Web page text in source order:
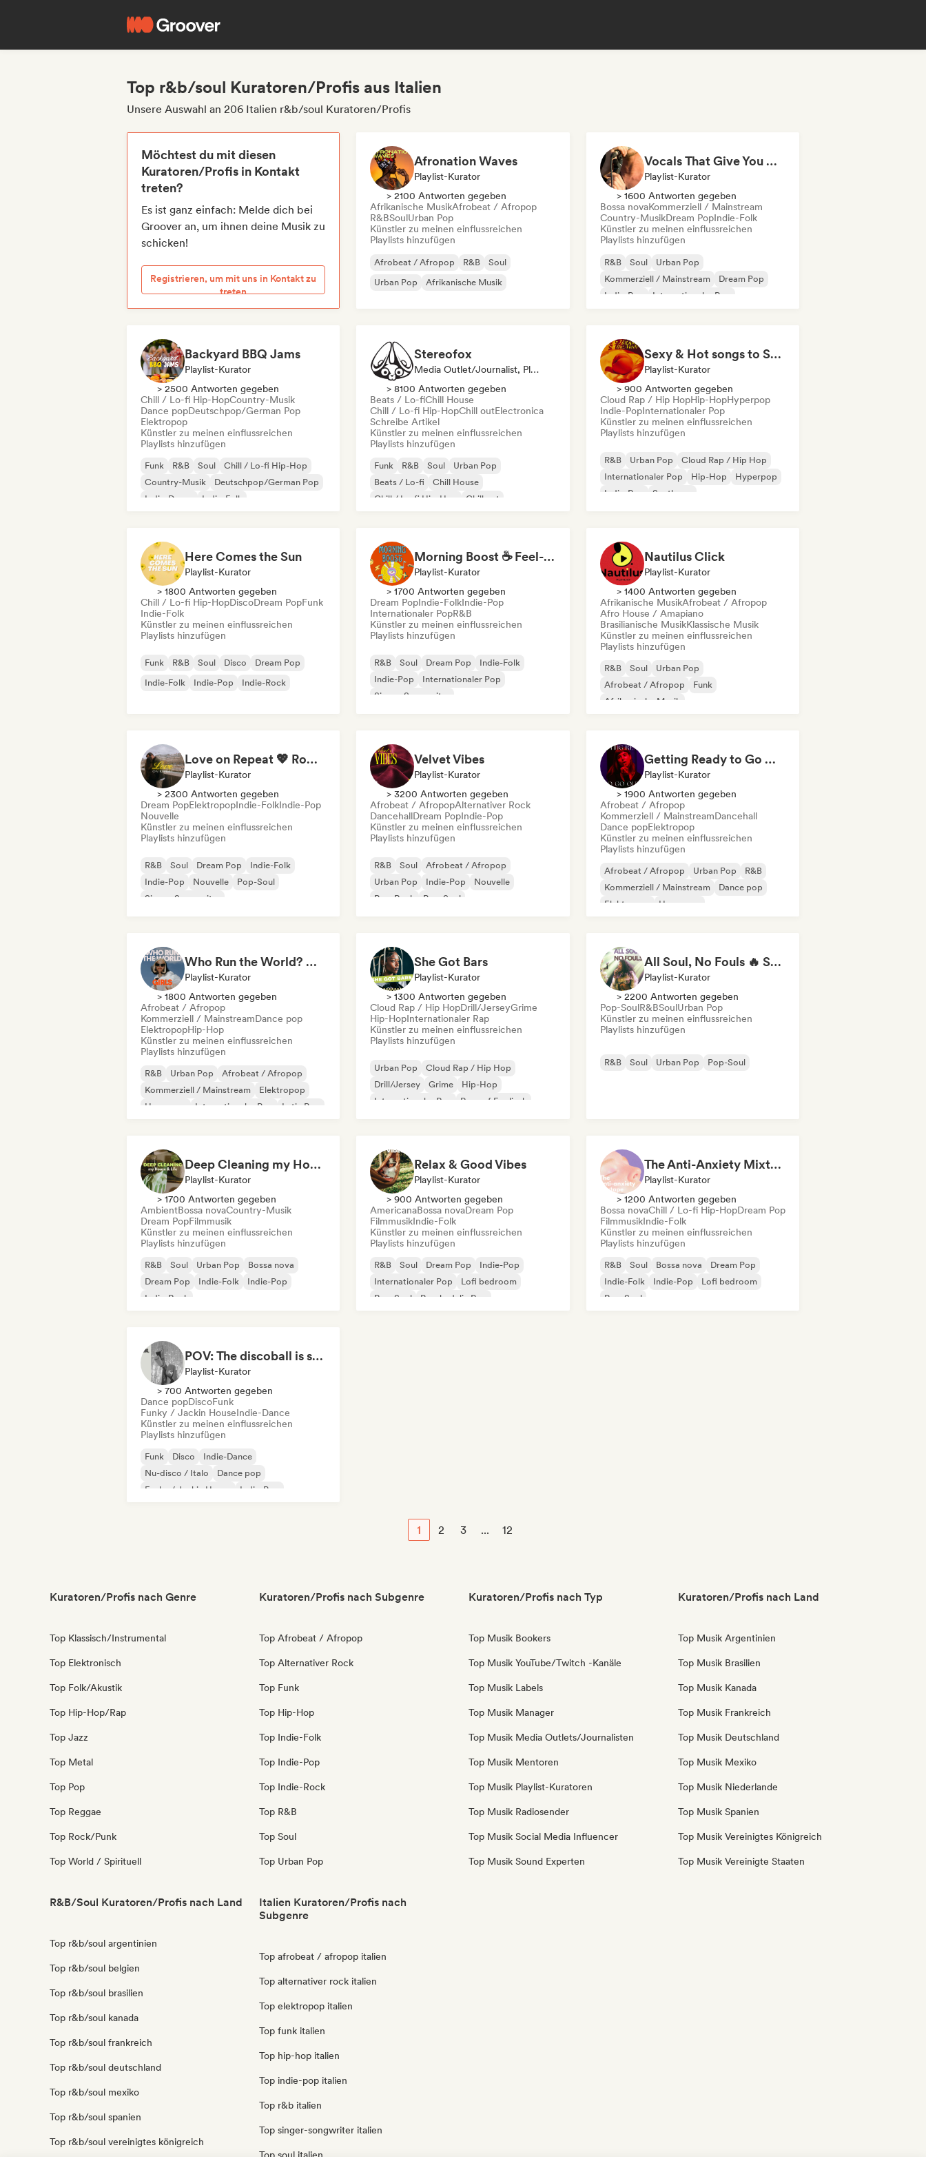
Top r&b/soul Kuratoren/Profis aus Italien
Unsere Auswahl an 206 Italien r&b/soul Kuratoren/Profis
Möchtest du mit diesen
Kuratoren/Profis in Kontakt
treten?
Es ist ganz einfach: Melde dich bei
Groover an, um ihnen deine Musik zu
schicken!
Registrieren, um mit uns in Kontakt zu
treten
Afronation Waves
Playlist-Kurator
> 2100 Antworten gegeben
Afrikanische MusikAfrobeat / Afropop
R&BSoulUrban Pop
Künstler zu meinen einflussreichen
Playlists hinzufügen
Afrobeat / Afropop R&B
Soul
Urban Pop
Afrikanische Musik
Vocals That Give You Chills
Playlist-Kurator
> 1600 Antworten gegeben
Bossa novaKommerziell / Mainstream
Country-MusikDream PopIndie-Folk
Künstler zu meinen einflussreichen
Playlists hinzufügen
R&B Soul
Urban Pop
Kommerziell / Mainstream
Dream Pop
Indie-Pop
Internationaler Pop
Backyard BBQ Jams
Playlist-Kurator
> 2500 Antworten gegeben
Chill / Lo-fi Hip-HopCountry-Musik
Dance popDeutschpop/German Pop
Elektropop
Künstler zu meinen einflussreichen
Playlists hinzufügen
Funk R&B Soul
Chill / Lo-fi Hip-Hop
Country-Musik
Deutschpop/German Pop
Indie-Dance
Indie-Folk
Stereofox
Media Outlet/Journalist, Playlist-Kurator
> 8100 Antworten gegeben
Beats / Lo-fiChill House
Chill / Lo-fi Hip-HopChill outElectronica
Schreibe Artikel
Künstler zu meinen einflussreichen
Playlists hinzufügen
Funk R&B Soul
Urban Pop
Beats / Lo-fi
Chill House
Chill / Lo-fi Hip-Hop
Chill out
Sexy & Hot songs to Set the Mood 🥀 🥵
Playlist-Kurator
> 900 Antworten gegeben
Cloud Rap / Hip HopHip-HopHyperpop
Indie-PopInternationaler Pop
Künstler zu meinen einflussreichen
Playlists hinzufügen
R&B Urban Pop
Cloud Rap / Hip Hop
Internationaler Pop
Hip-Hop
Hyperpop
Indie-Pop
Synthpop
Here Comes the Sun
Playlist-Kurator
> 1800 Antworten gegeben
Chill / Lo-fi Hip-HopDiscoDream PopFunk
Indie-Folk
Künstler zu meinen einflussreichen
Playlists hinzufügen
Funk R&B Soul Disco
Dream Pop
Indie-Folk
Indie-Pop Indie-Rock
Morning Boost ☕ Feel-Good Funk, Soul & Neo-Soul to Wake Up
Playlist-Kurator
> 1700 Antworten gegeben
Dream PopIndie-FolkIndie-Pop
Internationaler PopR&B
Künstler zu meinen einflussreichen
Playlists hinzufügen
R&B Soul Dream Pop
Indie-Folk
Indie-Pop
Internationaler Pop
Singer-Songwriter
Nautilus Click
Playlist-Kurator
> 1400 Antworten gegeben
Afrikanische MusikAfrobeat / Afropop
Afro House / Amapiano
Brasilianische MusikKlassische Musik
Künstler zu meinen einflussreichen
Playlists hinzufügen
R&B Soul
Urban Pop
Afrobeat / Afropop
Funk
Afrikanische Musik
Love on Repeat 💖 Romantic Indie Pop, Neo Soul & Singer-Songwriter
Playlist-Kurator
> 2300 Antworten gegeben
Dream PopElektropopIndie-FolkIndie-Pop
Nouvelle
Künstler zu meinen einflussreichen
Playlists hinzufügen
R&B Soul Dream Pop
Indie-Folk
Indie-Pop
Nouvelle
Pop-Soul
Singer-Songwriter
Velvet Vibes
Playlist-Kurator
> 3200 Antworten gegeben
Afrobeat / AfropopAlternativer Rock
DancehallDream PopIndie-Pop
Künstler zu meinen einflussreichen
Playlists hinzufügen
R&B Soul
Afrobeat / Afropop
Urban Pop
Indie-Pop
Nouvelle
Pop-Rock
Pop-Soul
Getting Ready to Go Out 🍒💋
Playlist-Kurator
> 1900 Antworten gegeben
Afrobeat / Afropop
Kommerziell / MainstreamDancehall
Dance popElektropop
Künstler zu meinen einflussreichen
Playlists hinzufügen
Afrobeat / Afropop Urban Pop
R&B
Kommerziell / Mainstream
Dance pop
Elektropop
Hyperpop
Who Run the World? Girls! 🔥 Female Empowerment Pop & Girl-Power Anthems
Playlist-Kurator
> 1800 Antworten gegeben
Afrobeat / Afropop
Kommerziell / MainstreamDance pop
ElektropopHip-Hop
Künstler zu meinen einflussreichen
Playlists hinzufügen
R&B Urban Pop
Afrobeat / Afropop
Kommerziell / Mainstream
Elektropop
Hyperpop
Internationaler Pop Latin Pop
She Got Bars
Playlist-Kurator
> 1300 Antworten gegeben
Cloud Rap / Hip HopDrill/JerseyGrime
Hip-HopInternationaler Rap
Künstler zu meinen einflussreichen
Playlists hinzufügen
Urban Pop
Cloud Rap / Hip Hop
Drill/Jersey
Grime
Hip-Hop
Internationaler Rap
Rap auf Englisch
All Soul, No Fouls 🔥 Smooth Contemporary R&B & Neo Soul
Playlist-Kurator
> 2200 Antworten gegeben
Pop-SoulR&BSoulUrban Pop
Künstler zu meinen einflussreichen
Playlists hinzufügen
R&B Soul Urban Pop Pop-Soul
Deep Cleaning my House and Life 🫧 Bedroom Pop & Indie Pop
Playlist-Kurator
> 1700 Antworten gegeben
AmbientBossa novaCountry-Musik
Dream PopFilmmusik
Künstler zu meinen einflussreichen
Playlists hinzufügen
R&B Soul Urban Pop
Bossa nova
Dream Pop
Indie-Folk
Indie-Pop
Indie-Rock
Relax & Good Vibes
Playlist-Kurator
> 900 Antworten gegeben
AmericanaBossa novaDream Pop
FilmmusikIndie-Folk
Künstler zu meinen einflussreichen
Playlists hinzufügen
R&B Soul Dream Pop
Indie-Pop
Internationaler Pop
Lofi bedroom
Pop-Soul
Psychedelic Pop
The Anti-Anxiety Mixtape
Playlist-Kurator
> 1200 Antworten gegeben
Bossa novaChill / Lo-fi Hip-HopDream Pop
FilmmusikIndie-Folk
Künstler zu meinen einflussreichen
Playlists hinzufügen
R&B Soul Bossa nova
Dream Pop
Indie-Folk
Indie-Pop
Lofi bedroom
Pop-Soul
POV: The discoball is spinning, and you’re the star
Playlist-Kurator
> 700 Antworten gegeben
Dance popDiscoFunk
Funky / Jackin HouseIndie-Dance
Künstler zu meinen einflussreichen
Playlists hinzufügen
Funk Disco
Indie-Dance
Nu-disco / Italo
Dance pop
Funky / Jackin House
Indie-Pop
1 2 3 ... 12
Kuratoren/Profis nach Genre
Top Klassisch/Instrumental
Top Elektronisch
Top Folk/Akustik
Top Hip-Hop/Rap
Top Jazz
Top Metal
Top Pop
Top Reggae
Top Rock/Punk
Top World / Spirituell
Kuratoren/Profis nach Subgenre
Top Afrobeat / Afropop
Top Alternativer Rock
Top Funk
Top Hip-Hop
Top Indie-Folk
Top Indie-Pop
Top Indie-Rock
Top R&B
Top Soul
Top Urban Pop
Kuratoren/Profis nach Typ
Top Musik Bookers
Top Musik YouTube/Twitch -Kanäle
Top Musik Labels
Top Musik Manager
Top Musik Media Outlets/Journalisten
Top Musik Mentoren
Top Musik Playlist-Kuratoren
Top Musik Radiosender
Top Musik Social Media Influencer
Top Musik Sound Experten
Kuratoren/Profis nach Land
Top Musik Argentinien
Top Musik Brasilien
Top Musik Kanada
Top Musik Frankreich
Top Musik Deutschland
Top Musik Mexiko
Top Musik Niederlande
Top Musik Spanien
Top Musik Vereinigtes Königreich
Top Musik Vereinigte Staaten
R&B/Soul Kuratoren/Profis nach Land
Top r&b/soul argentinien
Top r&b/soul belgien
Top r&b/soul brasilien
Top r&b/soul kanada
Top r&b/soul frankreich
Top r&b/soul deutschland
Top r&b/soul mexiko
Top r&b/soul spanien
Top r&b/soul vereinigtes königreich
Italien Kuratoren/Profis nach
Subgenre
Top afrobeat / afropop italien
Top alternativer rock italien
Top elektropop italien
Top funk italien
Top hip-hop italien
Top indie-pop italien
Top r&b italien
Top singer-songwriter italien
Top soul italien